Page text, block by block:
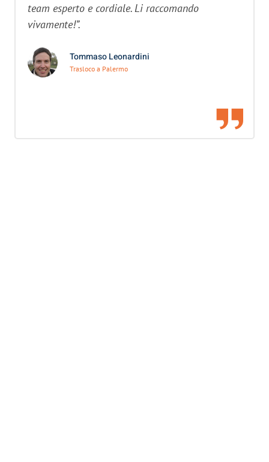
team esperto e cordiale. Li raccomando
vivamente!”.
Tommaso Leonardini
Trasloco a Palermo